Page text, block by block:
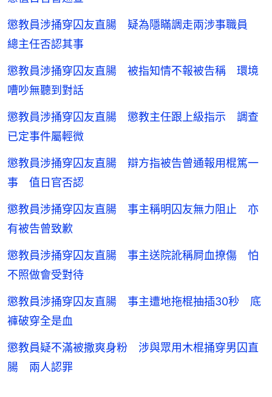
懲教員涉捅穿囚友直腸 疑為隱瞞調走兩涉事職員
總主任否認其事
懲教員涉捅穿囚友直腸 被指知情不報被告稱 環境
嘈吵無聽到對話
懲教員涉捅穿囚友直腸 懲教主任跟上級指示 調查
已定事件屬輕微
懲教員涉捅穿囚友直腸 辯方指被告曾通報用棍篤一
事 值日官否認
懲教員涉捅穿囚友直腸 事主稱明囚友無力阻止 亦
有被告曾致歉
懲教員涉捅穿囚友直腸 事主送院訛稱屙血撩傷 怕
不照做會受對待
懲教員涉捅穿囚友直腸 事主遭地拖棍抽插30秒 底
褲破穿全是血
懲教員疑不滿被撒爽身粉 涉與眾用木棍捅穿男囚直
腸 兩人認罪